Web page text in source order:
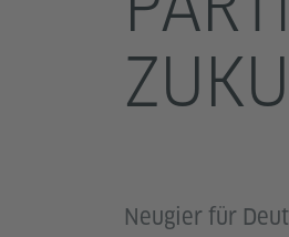
Neugier für